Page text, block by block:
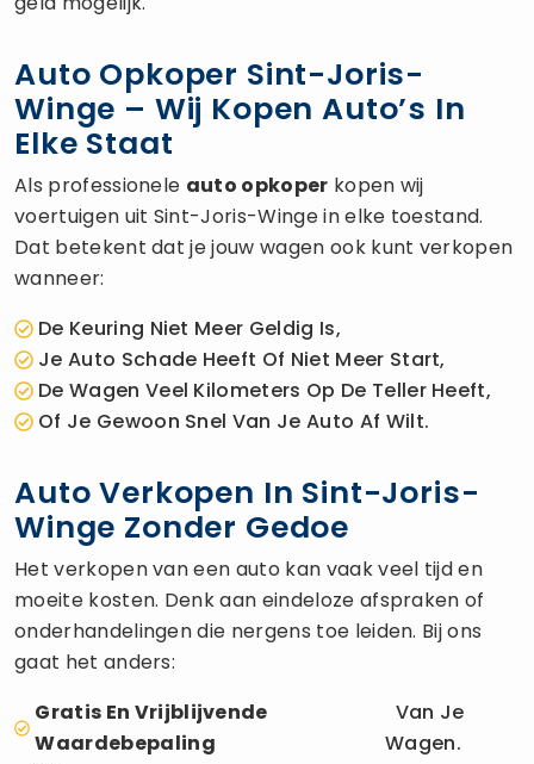
Auto Opkoper Sint-Joris-
Winge – Wij Kopen Auto’s In
Elke Staat
Als professionele auto opkoper kopen wij
voertuigen uit Sint-Joris-Winge in elke toestand.
Dat betekent dat je jouw wagen ook kunt verkopen
wanneer:
De Keuring Niet Meer Geldig Is,
Je Auto Schade Heeft Of Niet Meer Start,
De Wagen Veel Kilometers Op De Teller Heeft,
Of Je Gewoon Snel Van Je Auto Af Wilt.
Auto Verkopen In Sint-Joris-
Winge Zonder Gedoe
Het verkopen van een auto kan vaak veel tijd en
moeite kosten. Denk aan eindeloze afspraken of
onderhandelingen die nergens toe leiden. Bij ons
gaat het anders:
Gratis En Vrijblijvende
Waardebepaling
Van Je
Wagen.